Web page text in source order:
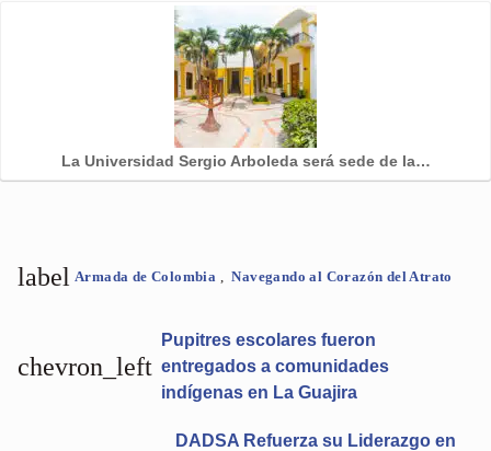
La Universidad Sergio Arboleda será sede de la…
label Armada de Colombia , Navegando al Corazón del Atrato
chevron_left
Pupitres escolares fueron
entregados a comunidades
indígenas en La Guajira
DADSA Refuerza su Liderazgo en